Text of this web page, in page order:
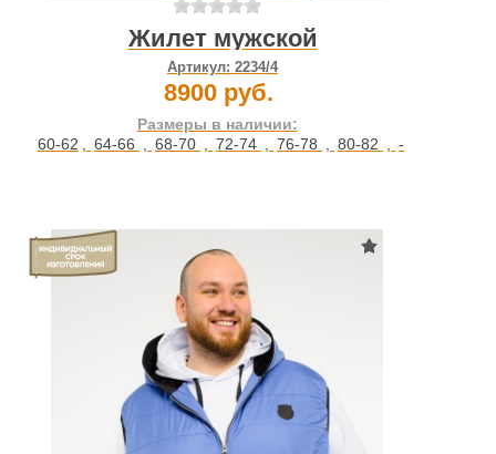
Жилет мужской
Артикул: 2234/4
8900 руб.
Размеры в наличии:
60-62 , 64-66 , 68-70 , 72-74 , 76-78 , 80-82 , -